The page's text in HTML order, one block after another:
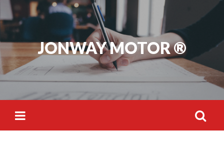
Skip
to
content
JONWAY MOTOR ®